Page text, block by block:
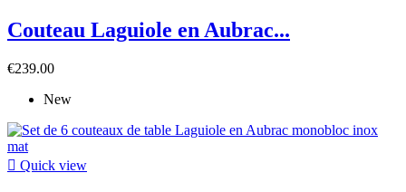
Couteau Laguiole en Aubrac...
€239.00
New
 Quick view